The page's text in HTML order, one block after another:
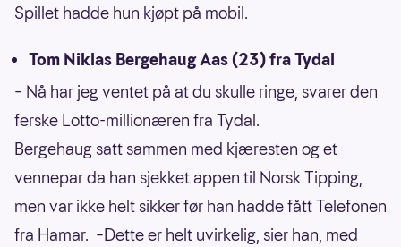
Spillet hadde hun kjøpt på mobil.
Tom Niklas Bergehaug Aas (23) fra Tydal
– Nå har jeg ventet på at du skulle ringe, svarer den
ferske Lotto-millionæren fra Tydal.
Bergehaug satt sammen med kjæresten og et
vennepar da han sjekket appen til Norsk Tipping,
men var ikke helt sikker før han hadde fått Telefonen
fra Hamar. –Dette er helt uvirkelig, sier han, med